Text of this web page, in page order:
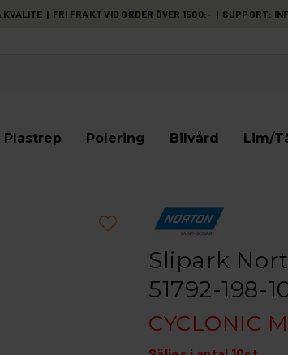
KVALITE | FRI FRAKT VID ORDER ÖVER 1500:- | SUPPORT:
Plastrep Polering Bilvård Lim/
Slipark
51792-198-
CYCLONIC